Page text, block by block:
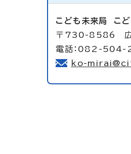
こども未来局 こ
〒730-8586 広島
電話：082-504-
ko-